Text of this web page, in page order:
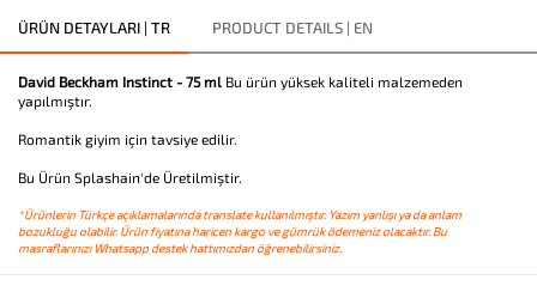
ÜRÜN DETAYLARI | TR PRODUCT DETAILS | EN
David Beckham Instinct - 75 ml Bu ürün yüksek kaliteli malzemeden
yapılmıştır.
Romantik giyim için tavsiye edilir.
Bu Ürün Splashain'de Üretilmiştir.
*Ürünlerin Türkçe açıklamalarında translate kullanılmıştır. Yazım yanlışı ya da anlam
bozukluğu olabilir. Ürün fiyatına haricen kargo ve gümrük ödemeniz olacaktır. Bu
masraflarınızı Whatsapp destek hattımızdan öğrenebilirsiniz.